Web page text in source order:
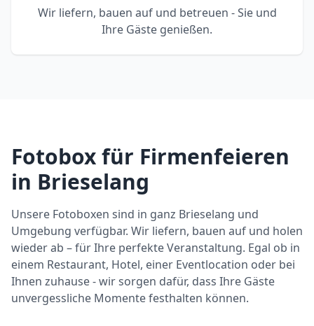
Wir liefern, bauen auf und betreuen - Sie und
Ihre Gäste genießen.
Fotobox für Firmenfeieren
in Brieselang
Unsere Fotoboxen sind in ganz Brieselang und
Umgebung verfügbar. Wir liefern, bauen auf und holen
wieder ab – für Ihre perfekte Veranstaltung. Egal ob in
einem Restaurant, Hotel, einer Eventlocation oder bei
Ihnen zuhause - wir sorgen dafür, dass Ihre Gäste
unvergessliche Momente festhalten können.